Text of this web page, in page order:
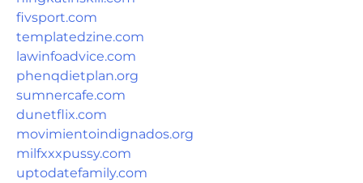
fivsport.com
templatedzine.com
lawinfoadvice.com
phenqdietplan.org
sumnercafe.com
dunetflix.com
movimientoindignados.org
milfxxxpussy.com
uptodatefamily.com